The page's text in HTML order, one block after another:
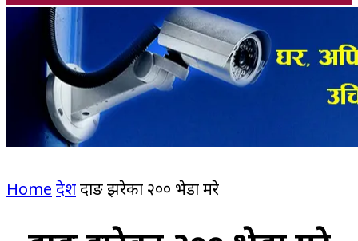
Home देशदाङ झरेका २०० भेडा मरे